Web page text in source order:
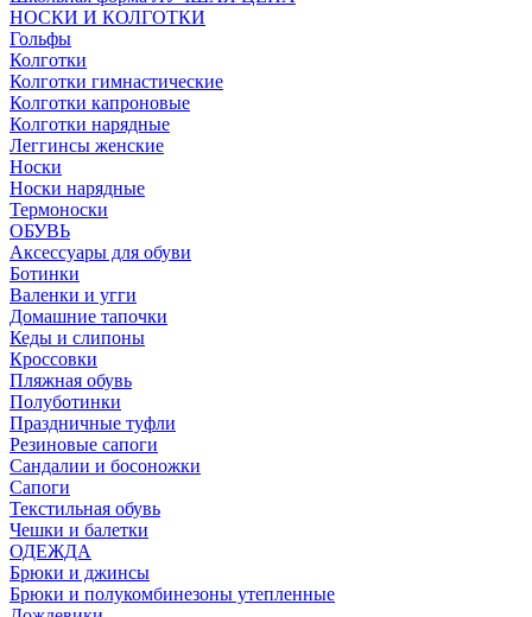
НОСКИ И КОЛГОТКИ
Гольфы
Колготки
Колготки гимнастические
Колготки капроновые
Колготки нарядные
Леггинсы женские
Носки
Носки нарядные
Термоноски
ОБУВЬ
Аксессуары для обуви
Ботинки
Валенки и угги
Домашние тапочки
Кеды и слипоны
Кроссовки
Пляжная обувь
Полуботинки
Праздничные туфли
Резиновые сапоги
Сандалии и босоножки
Сапоги
Текстильная обувь
Чешки и балетки
ОДЕЖДА
Брюки и джинсы
Брюки и полукомбинезоны утепленные